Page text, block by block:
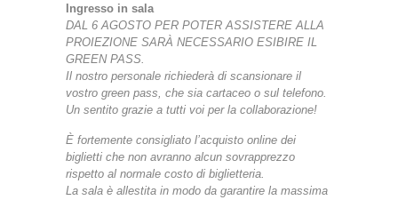
Ingresso in sala
DAL 6 AGOSTO PER POTER ASSISTERE ALLA
PROIEZIONE SARÀ NECESSARIO ESIBIRE IL
GREEN PASS.
Il nostro personale richiederà di scansionare il
vostro green pass, che sia cartaceo o sul telefono.
Un sentito grazie a tutti voi per la collaborazione!
È fortemente consigliato l’acquisto online dei
biglietti che non avranno alcun sovrapprezzo
rispetto al normale costo di biglietteria.
La sala è allestita in modo da garantire la massima